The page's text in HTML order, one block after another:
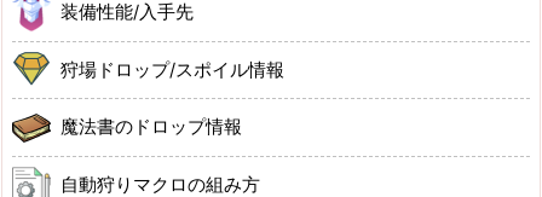
装備性能/入手先
狩場ドロップ/スポイル情報
魔法書のドロップ情報
自動狩りマクロの組み方